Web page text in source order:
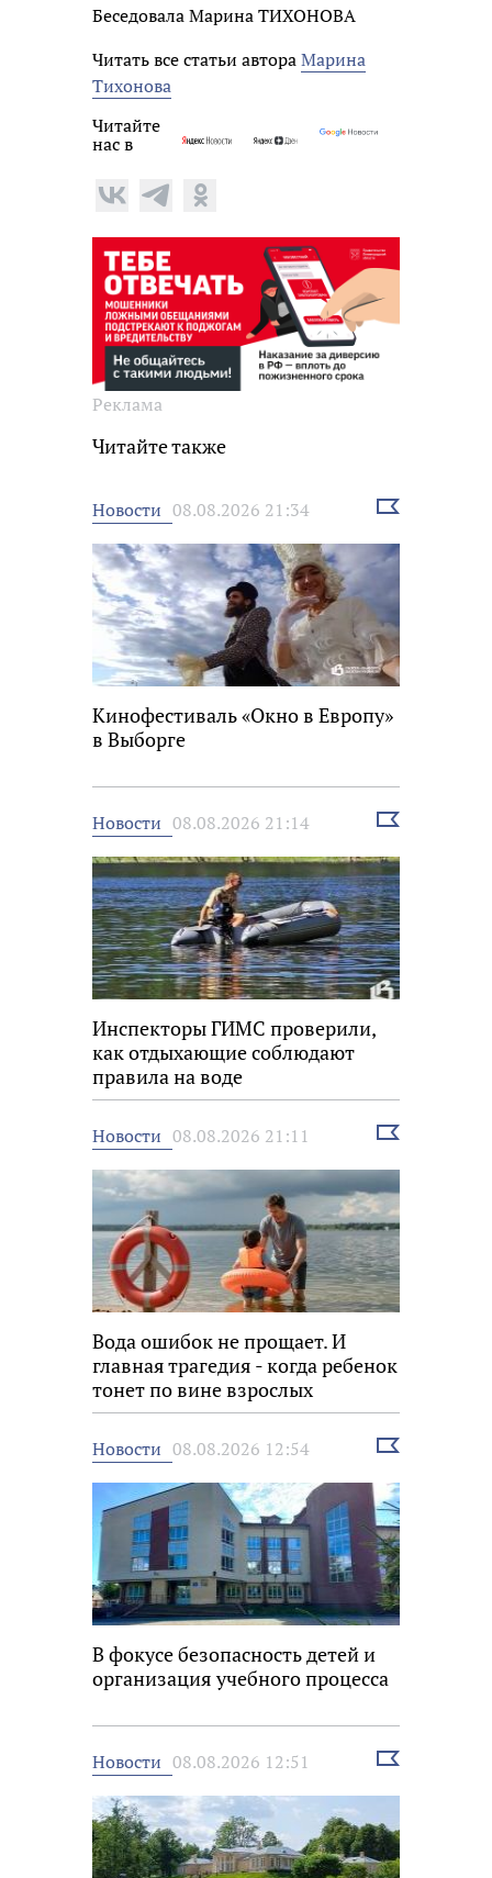
Беседовала Марина ТИХОНОВА
Читать все статьи автораМарина
Тихонова
Читайте
нас в
Реклама
Читайте также
Новости 08.08.2026 21:34
Выбрать
Кинофестиваль «Окно в Европу»
в Выборге
Новости 08.08.2026 21:14
Выбрать
Инспекторы ГИМС проверили,
как отдыхающие соблюдают
правила на воде
Новости 08.08.2026 21:11
Выбрать
Вода ошибок не прощает. И
главная трагедия - когда ребенок
тонет по вине взрослых
Новости 08.08.2026 12:54
Выбрать
В фокусе безопасность детей и
организация учебного процесса
Новости 08.08.2026 12:51
Выбрать